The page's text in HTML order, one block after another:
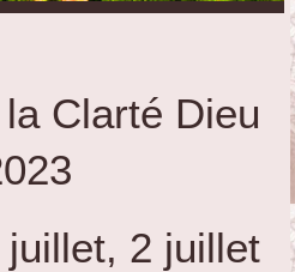
Clarté Dieu
2 juillet